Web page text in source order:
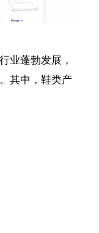
业蓬勃发展，
其中，鞋类产